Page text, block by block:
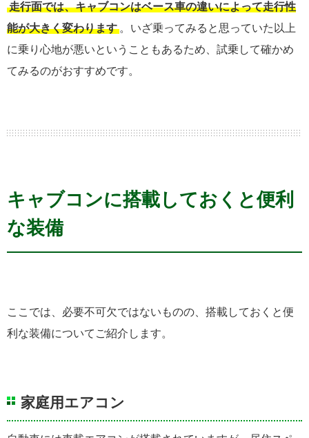
走行面では、キャブコンはベース車の違いによって走行性
能が大きく変わります 。いざ乗ってみると思っていた以上
に乗り心地が悪いということもあるため、試乗して確かめ
てみるのがおすすめです。
キャブコンに搭載しておくと便利
な装備
ここでは、必要不可欠ではないものの、搭載しておくと便
利な装備についてご紹介します。
家庭用エアコン